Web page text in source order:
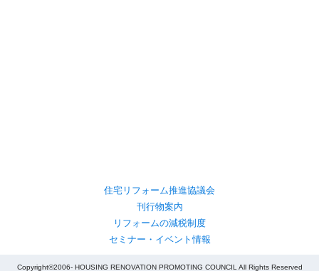
住宅リフォーム推進協議会
刊行物案内
リフォームの減税制度
セミナー・イベント情報
Copyright©2006- HOUSING RENOVATION PROMOTING COUNCIL All Rights Reserved